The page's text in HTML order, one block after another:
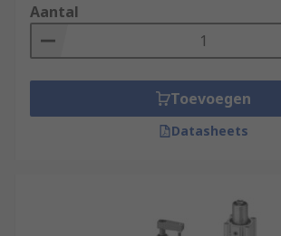
with lubricated or unlubricated
air and are ideal for small spaces
Pin clamping actuators – have
allow for precise positioning as
clamping.
Aantal
Toevoegen
Datasheets